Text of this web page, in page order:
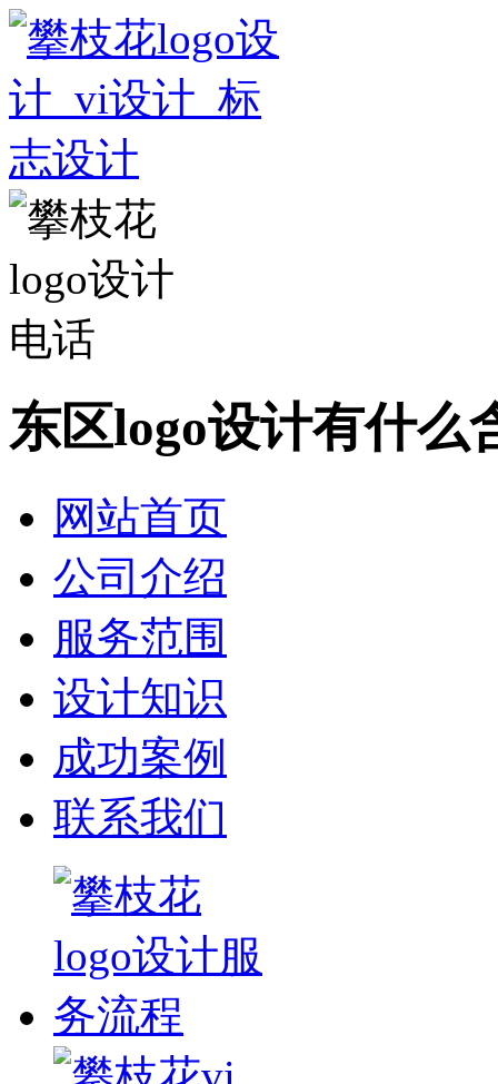
东区logo设计有什么
网站首页
公司介绍
服务范围
设计知识
成功案例
联系我们